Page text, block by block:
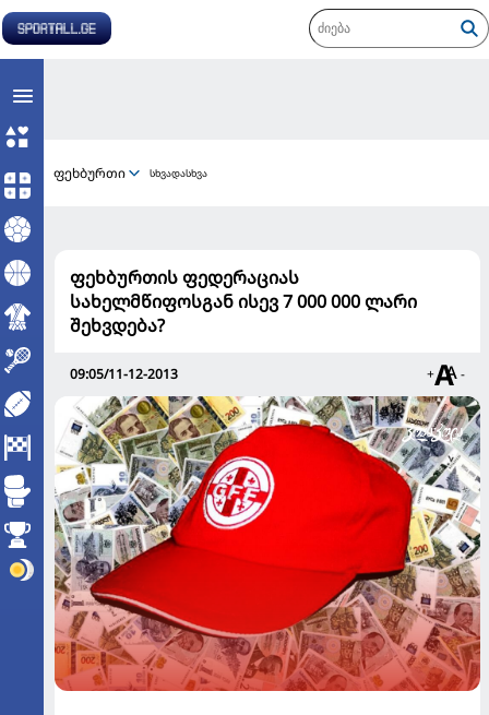
ფეხბურთი სხვადასხვა
ფეხბურთის ფედერაციას
სახელმწიფოსგან ისევ 7 000 000 ლარი
შეხვდება?
09:05/11-12-2013 + -